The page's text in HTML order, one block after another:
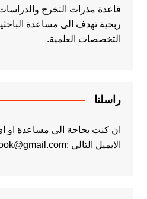
ربحية تهدف الى مساعدة
التخصصات العلمية.
راسلنا
ان كنت بحاجة الى مساعدة او
الايميل التالي :maktabatiiebook@gmail.com